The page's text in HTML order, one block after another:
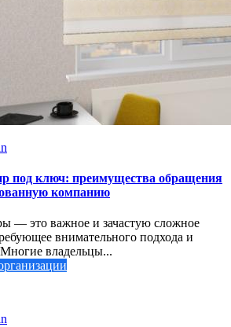
под ключ: преимущества обращения
компанию
— это важное и зачастую сложное
внимательного подхода и
владельцы...